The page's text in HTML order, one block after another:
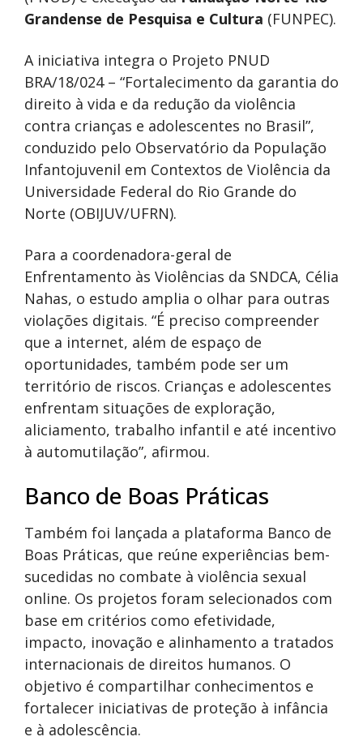
Grandense de Pesquisa e Cultura (FUNPEC).
A iniciativa integra o Projeto PNUD
BRA/18/024 – “Fortalecimento da garantia do
direito à vida e da redução da violência
contra crianças e adolescentes no Brasil”,
conduzido pelo Observatório da População
Infantojuvenil em Contextos de Violência da
Universidade Federal do Rio Grande do
Norte (OBIJUV/UFRN).
Para a coordenadora-geral de
Enfrentamento às Violências da SNDCA, Célia
Nahas, o estudo amplia o olhar para outras
violações digitais. “É preciso compreender
que a internet, além de espaço de
oportunidades, também pode ser um
território de riscos. Crianças e adolescentes
enfrentam situações de exploração,
aliciamento, trabalho infantil e até incentivo
à automutilação”, afirmou.
Banco de Boas Práticas
Também foi lançada a plataforma Banco de
Boas Práticas, que reúne experiências bem-
sucedidas no combate à violência sexual
online. Os projetos foram selecionados com
base em critérios como efetividade,
impacto, inovação e alinhamento a tratados
internacionais de direitos humanos. O
objetivo é compartilhar conhecimentos e
fortalecer iniciativas de proteção à infância
e à adolescência.